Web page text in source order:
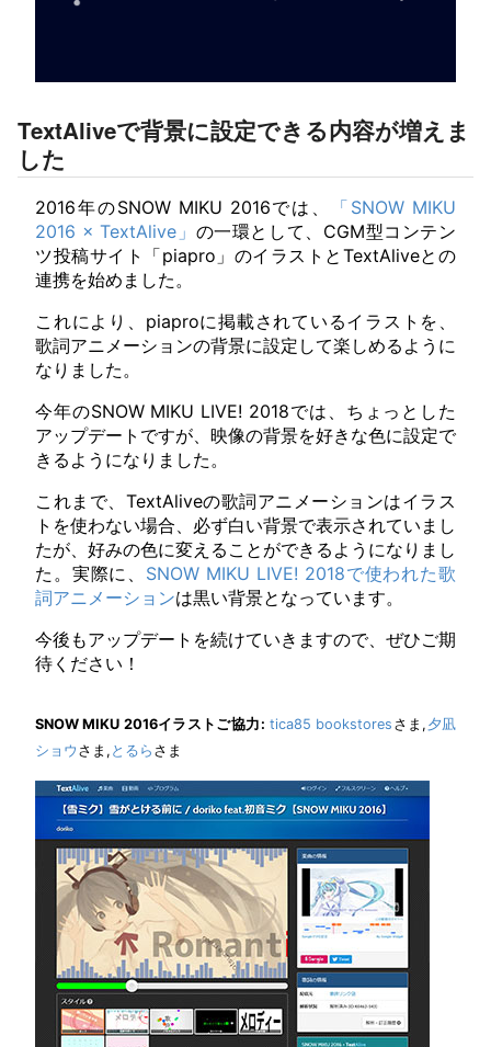
TextAliveで背景に設定できる内容が増えま
した
2016年のSNOW MIKU 2016では、
「SNOW MIKU
2016 × TextAlive」 の一環として、CGM型コンテン
ツ投稿サイト「piapro」のイラストとTextAliveとの
連携を始めました。
これにより、piaproに掲載されているイラストを、
歌詞アニメーションの背景に設定して楽しめるように
なりました。
今年のSNOW MIKU LIVE! 2018では、ちょっとした
アップデートですが、映像の背景を好きな色に設定で
きるようになりました。
これまで、TextAliveの歌詞アニメーションはイラス
トを使わない場合、必ず白い背景で表示されていまし
たが、好みの色に変えることができるようになりまし
た。実際に、 SNOW MIKU LIVE! 2018で使われた歌
詞アニメーションは黒い背景となっています。
今後もアップデートを続けていきますので、ぜひご期
待ください！
SNOW MIKU 2016イラストご協力: tica85 bookstores さま, 夕凪
ショウ さま, とるら さま